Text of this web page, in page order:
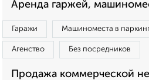
Аренда гаржей,
Гаражи Машиноместа в
Агенство Без посредников
Продажа коммерческой